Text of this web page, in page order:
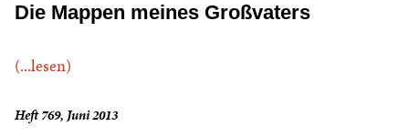
Die Mappen meines Großvaters
(...lesen)
Heft 769, Juni 2013